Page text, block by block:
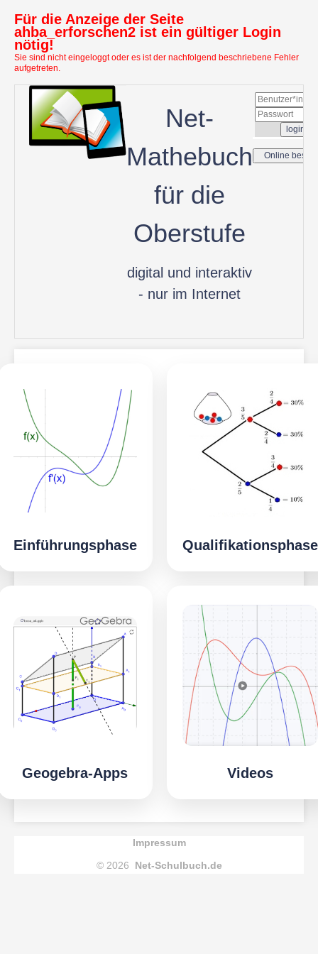
Für die Anzeige der Seite
ahba_erforschen2 ist ein gültiger Login
nötig!
Sie sind nicht eingeloggt oder es ist der nachfolgend beschriebene Fehler
aufgetreten.
Net-
Mathebuch
für die
Oberstufe
digital und interaktiv
- nur im Internet
Einführungsphase Qualifikationsphase
Geogebra-Apps Videos
Impressum
© 2026
Net-Schulbuch.de